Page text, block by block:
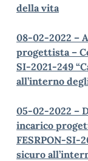
della vita
08-02-2022 –
progettista –
SI-2021-249
all’interno
05-02-2022 –
incarico
FESRPON-SI-
sicuro